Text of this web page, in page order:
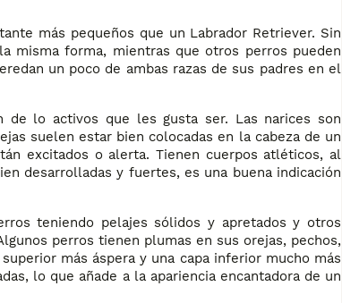
más pequeños que un Labrador Retriever. Sin
misma forma, mientras que otros perros pueden
un poco de ambas razas de sus padres en el
de lo activos que les gusta ser. Las narices son
suelen estar bien colocadas en la cabeza de un
excitados o alerta. Tienen cuerpos atléticos, al
desarrolladas y fuertes, es una buena indicación
teniendo pelajes sólidos y apretados y otros
perros tienen plumas en sus orejas, pechos,
más áspera y una capa inferior mucho más
lo que añade a la apariencia encantadora de un